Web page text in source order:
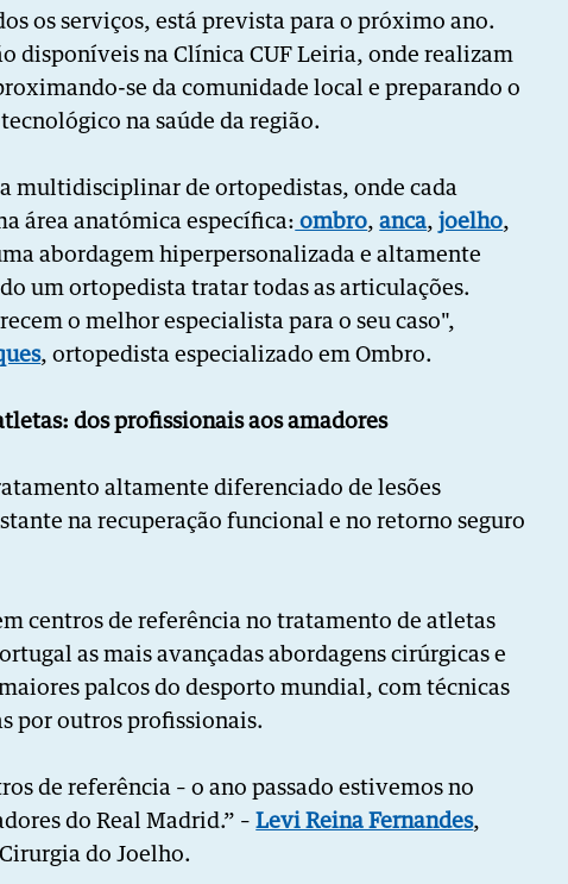
os serviços, está prevista para o próximo ano.
disponíveis na Clínica CUF Leiria, onde realizam
se da comunidade local e preparando o
na saúde da região.
multidisciplinar de ortopedistas, onde cada
área anatómica específica: ombro,anca,joelho,
abordagem hiperpersonalizada e altamente
um ortopedista tratar todas as articulações.
o melhor especialista para o seu caso",
, ortopedista especializado em Ombro.
dosprofissionais aos amadores
altamente diferenciado de lesões
na recuperação funcional e no retorno seguro
centros de referência no tratamento de atletas
as mais avançadas abordagens cirúrgicas e
palcos do desporto mundial, com técnicas
por outros profissionais.
de referência – o ano passado estivemos no
do Real Madrid.” –Levi Reina Fernandes,
do Joelho.